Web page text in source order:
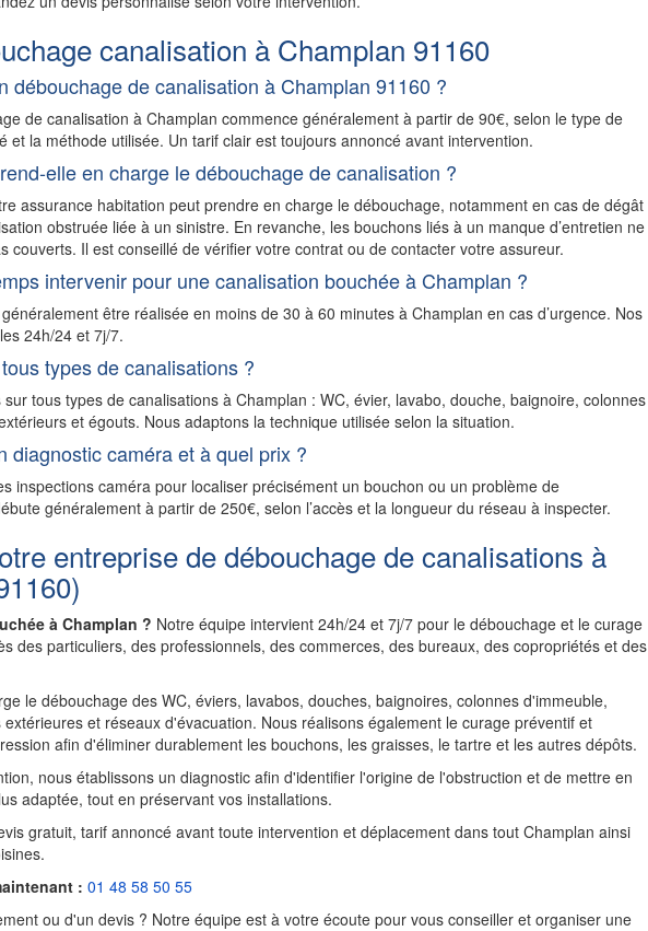
canalisation à Champlan 91160
débouchage de canalisation à Champlan 91160 ?
de canalisation à Champlan commence généralement à partir de 90€, selon le type de
et la méthode utilisée. Un tarif clair est toujours annoncé avant intervention.
elle en charge le débouchage de canalisation ?
assurance habitation peut prendre en charge le débouchage, notamment en cas de dégât
obstruée liée à un sinistre. En revanche, les bouchons liés à un manque d’entretien ne
couverts. Il est conseillé de vérifier votre contrat ou de contacter votre assureur.
intervenir pour une canalisation bouchée à Champlan ?
être réalisée en moins de 30 à 60 minutes à Champlan en cas d’urgence. Nos
24h/24 et 7j/7.
types de canalisations ?
tous types de canalisations à Champlan : WC, évier, lavabo, douche, baignoire, colonnes
et égouts. Nous adaptons la technique utilisée selon la situation.
diagnostic caméra et à quel prix ?
inspections caméra pour localiser précisément un bouchon ou un problème de
généralement à partir de 250€, selon l’accès et la longueur du réseau à inspecter.
entreprise de débouchage de canalisations à
à Champlan ? Notre équipe intervient 24h/24 et 7j/7 pour le débouchage et le curage
des particuliers, des professionnels, des commerces, des bureaux, des copropriétés et des
le débouchage des WC, éviers, lavabos, douches, baignoires, colonnes d'immeuble,
et réseaux d'évacuation. Nous réalisons également le curage préventif et
afin d'éliminer durablement les bouchons, les graisses, le tartre et les autres dépôts.
nous établissons un diagnostic afin d'identifier l'origine de l'obstruction et de mettre en
adaptée, tout en préservant vos installations.
gratuit, tarif annoncé avant toute intervention et déplacement dans tout Champlan ainsi
: 01 48 58 50 55
ou d'un devis ? Notre équipe est à votre écoute pour vous conseiller et organiser une